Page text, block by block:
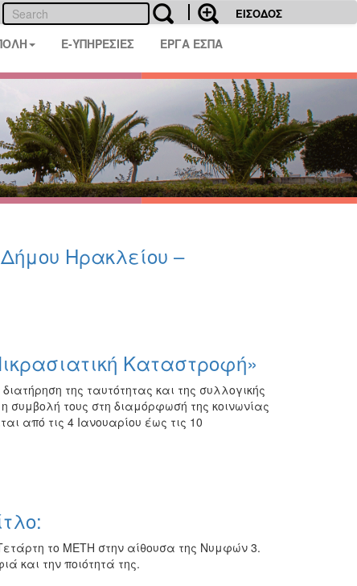
ΕΙΣΟΔΟΣ
E-ΥΠΗΡΕΣΙΕΣ ΕΡΓΑ ΕΣΠΑ
Ηρακλείου –
Καταστροφή»
της ταυτότητας και της συλλογικής
η συμβολή τους στη διαμόρφωσή της κοινωνίας
από τις 4 Ιανουαρίου έως τις 10
το ΜΕΤΗ στην αίθουσα της Νυμφών 3.
και την ποιότητά της.